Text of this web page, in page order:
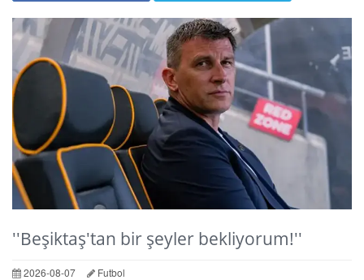
''Beşiktaş'tan bir şeyler bekliyorum!''
2026-08-07 Futbol